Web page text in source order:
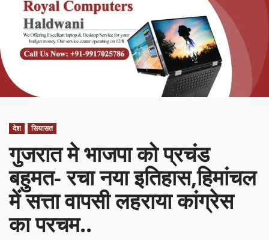
देश सियासत
गुजरात मे भाजपा को प्रचंड
बहुमत- रचा नया इतिहास,हिमांचल
में सत्ता वापसी लहराया कांग्रेस
का परचम..